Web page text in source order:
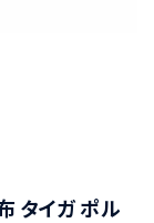
タイガ ポル